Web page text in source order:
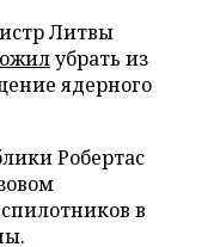
Литвы
убрать из
ядерного
Робертас
в